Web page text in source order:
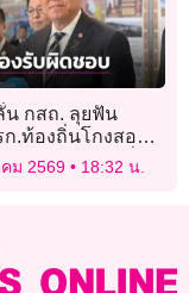
น กสถ. ลุยฟัน
ก.ท้องถิ่นโกงสอบ
ต้องรอนายกฯ นั่ง
นทำผิดต้องรับผิด
ม 2569 18:32 น.